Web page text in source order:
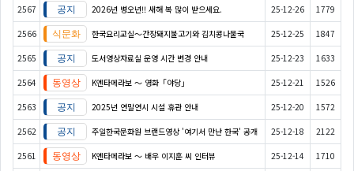
2567 2026년 병오년!! 새해 복 많이 받으세요. 25-12-26 1779
2566 한국요리교실〜간장돼지불고기와 김치콩나물국 25-12-25 1847
2565 도서영상자료실 운영 시간 변경 안내 25-12-23 1633
2564 K엔타메라보 ～ 영화「야당」 25-12-21 1526
2563 2025년 연말연시 시설 휴관 안내 25-12-20 1572
2562 주일한국문화원 브랜드영상 '여기서 만난 한국' 공개 25-12-18 2122
2561 K엔타메라보 ～ 배우 이지훈 씨 인터뷰 25-12-14 1710